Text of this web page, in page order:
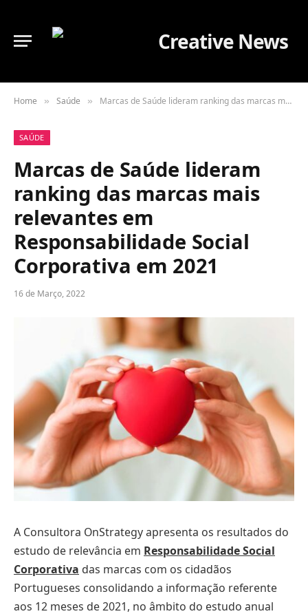
Home » Saúde » Marcas de Saúde lideram ranking das marcas mais relevantes em Responsabilidade Social Corporativa em 2021
SAÚDE
Marcas de Saúde lideram
ranking das marcas mais
relevantes em
Responsabilidade Social
Corporativa em 2021
16 de Março, 2022
A Consultora OnStrategy apresenta os resultados do
estudo de relevância em ResponsabilidadeSocial
Corporativa das marcas com os cidadãos
Portugueses consolidando a informação referente
aos 12 meses de 2021, no âmbito do estudo anual